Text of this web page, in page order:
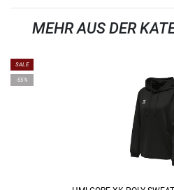
MEHR AUS DER
SALE
-55%